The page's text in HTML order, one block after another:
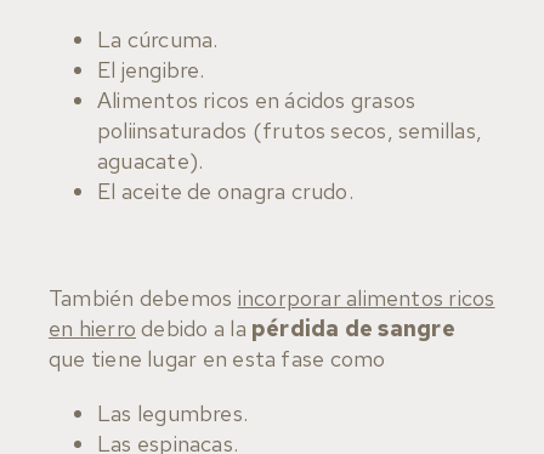
La cúrcuma.
El jengibre.
Alimentos ricos en ácidos grasos
poliinsaturados (frutos secos, semillas,
aguacate).
El aceite de onagra crudo.
También debemos incorporar alimentos ricos
en hierro debido a la pérdida de sangre
que tiene lugar en esta fase como
Las legumbres.
Las espinacas.